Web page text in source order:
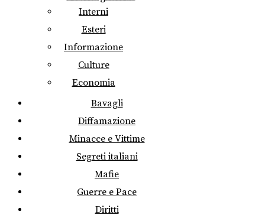
Interni
Esteri
Informazione
Culture
Economia
Bavagli
Diffamazione
Minacce e Vittime
Segreti italiani
Mafie
Guerre e Pace
Diritti